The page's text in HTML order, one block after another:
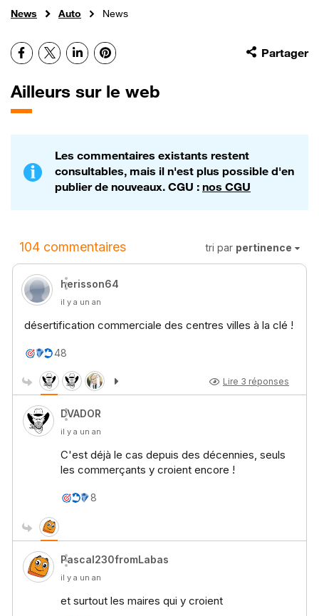
News Auto News
Partager
Facebook
X LinkedInPinterest
Ailleurs sur le web
Les commentaires existants restent
consultables, mais il n'est plus possible d'en
publier de nouveaux. CGU : nos CGU